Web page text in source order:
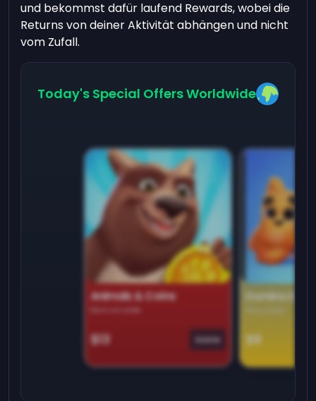
und bekommst dafür laufend Rewards, wobei die
Returns von deiner Aktivität abhängen und nicht
vom Zufall.
Today's Special Offers Worldwide
Animals & Coins
Earn on side
$13 Game
Domino
$9